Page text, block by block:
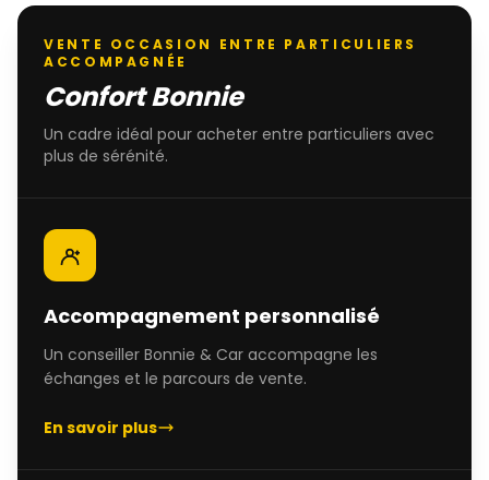
VENTE OCCASION ENTRE PARTICULIERS
ACCOMPAGNÉE
Confort Bonnie
Un cadre idéal pour acheter entre particuliers avec
plus de sérénité.
Accompagnement personnalisé
Un conseiller Bonnie & Car accompagne les
échanges et le parcours de vente.
En savoir plus